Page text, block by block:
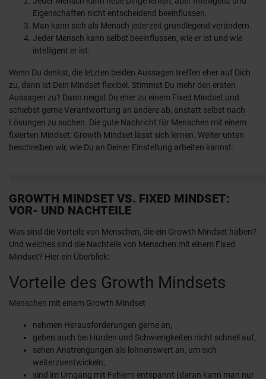
Eigenschaften nicht entscheidend beeinflussen.
Man kann sich als Mensch jederzeit grundlegend verändern.
Jeder Mensch kann selbst beeinflussen, wie er ist und wie
intelligent er ist.
Wenn Du denkst, die letzten beiden Aussagen treffen eher auf Dich
zu, dann ist Dein Mindset flexibel. Stimmst Du mehr den ersten
Aussagen zu? Dann neigst Du eher zu einem Fixed Mindset und
schiebst gerne Verantwortung an andere ab, anstatt selbst nach
Lösungen zu suchen. Die gute Nachricht für Menschen mit einem
fixierten Mindset: Growth Mindset lässt sich lernen. Weiter unten
beschreiben wir, wie Du an Deiner Einstellung arbeiten kannst.
GROWTH MINDSET VS. FIXED MINDSET:
VOR- UND NACHTEILE
Was sind die Vorteile von Menschen, die ein Growth Mindset haben?
Und welches sind die Nachteile von Menschen mit einem Fixed
Mindset? Hier ein Überblick:
Vorteile des Growth Mindsets
Menschen mit einem Growth Mindset
nehmen Herausforderungen gerne an,
geben auch bei Hürden und Schwierigkeiten nicht schnell auf,
sehen Anstrengungen als lohnenswert an, um sich
weiterzuentwickeln,
sind im Umgang mit Fehlern entspannt (daran kann man nur